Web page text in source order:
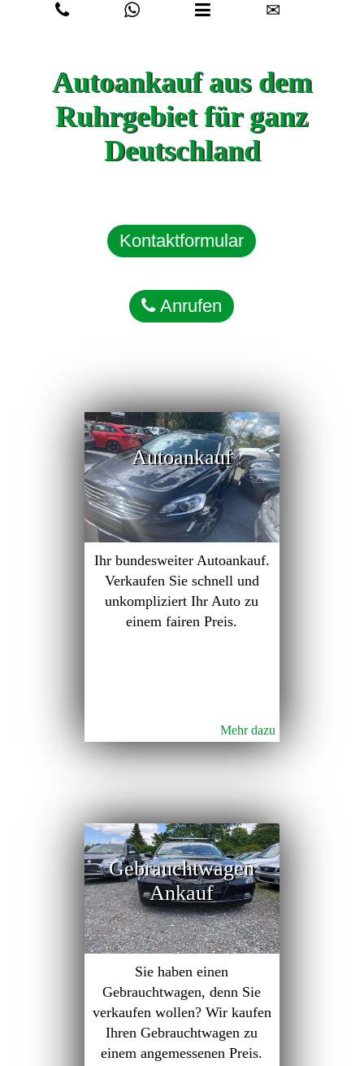
✉
Autoankauf aus dem
Ruhrgebiet für ganz
Deutschland
Kontaktformular
Anrufen
Autoankauf
Ihr bundesweiter Autoankauf.
Verkaufen Sie schnell und
unkompliziert Ihr Auto zu
einem fairen Preis.
Mehr dazu
Gebrauchtwagen
Ankauf
Sie haben einen
Gebrauchtwagen, denn Sie
verkaufen wollen? Wir kaufen
Ihren Gebrauchtwagen zu
einem angemessenen Preis.